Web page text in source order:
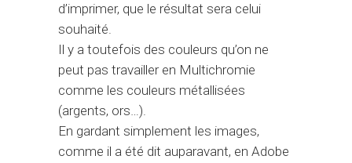
d’imprimer, que le résultat sera celui
souhaité.
Il y a toutefois des couleurs qu’on ne
peut pas travailler en Multichromie
comme les couleurs métallisées
(argents, ors…).
En gardant simplement les images,
comme il a été dit auparavant, en Adobe